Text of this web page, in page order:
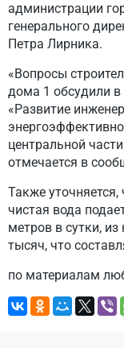
администрации
генерального
Петра Лирника.
«Вопросы
дома 1 обсудили
«Развитие
центральной
отмечается в
Также уточняется,
чистая вода
метров в сутки,
тысяч, что
по материалам